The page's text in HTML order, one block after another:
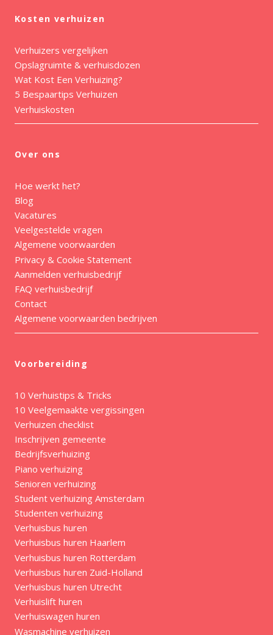
Kosten verhuizen
Verhuizers vergelijken
Opslagruimte & verhuisdozen
Wat Kost Een Verhuizing?
5 Bespaartips Verhuizen
Verhuiskosten
Over ons
Hoe werkt het?
Blog
Vacatures
Veelgestelde vragen
Algemene voorwaarden
Privacy & Cookie Statement
Aanmelden verhuisbedrijf
FAQ verhuisbedrijf
Contact
Algemene voorwaarden bedrijven
Voorbereiding
10 Verhuistips & Tricks
10 Veelgemaakte vergissingen
Verhuizen checklist
Inschrijven gemeente
Bedrijfsverhuizing
Piano verhuizing
Senioren verhuizing
Student verhuizing Amsterdam
Studenten verhuizing
Verhuisbus huren
Verhuisbus huren Haarlem
Verhuisbus huren Rotterdam
Verhuisbus huren Zuid-Holland
Verhuisbus huren Utrecht
Verhuislift huren
Verhuiswagen huren
Wasmachine verhuizen